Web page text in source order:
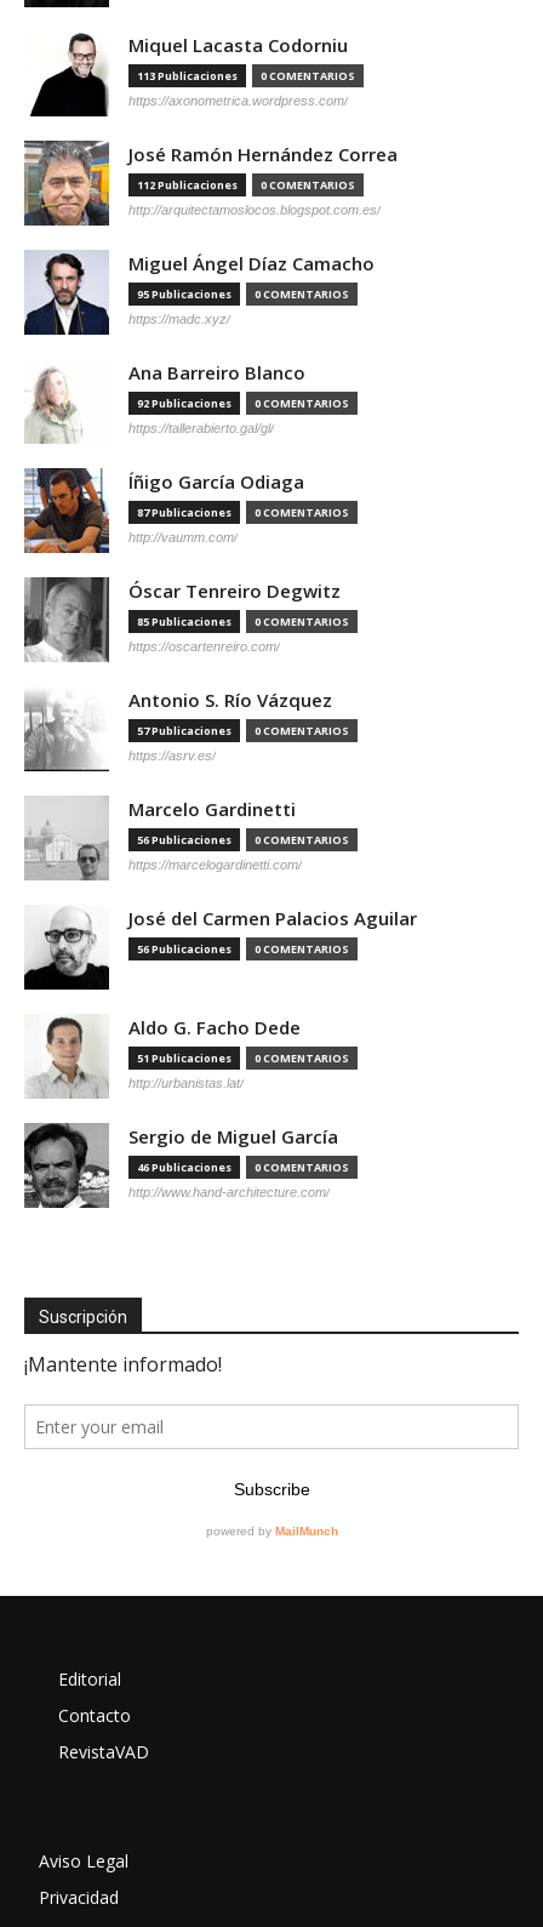
Miquel Lacasta Codorniu
113 Publicaciones 0 COMENTARIOS
https://axonometrica.wordpress.com/
José Ramón Hernández Correa
112 Publicaciones 0 COMENTARIOS
http://arquitectamoslocos.blogspot.com.es/
Miguel Ángel Díaz Camacho
95 Publicaciones 0 COMENTARIOS
https://madc.xyz/
Ana Barreiro Blanco
92 Publicaciones 0 COMENTARIOS
https://tallerabierto.gal/gl/
Íñigo García Odiaga
87 Publicaciones 0 COMENTARIOS
http://vaumm.com/
Óscar Tenreiro Degwitz
85 Publicaciones 0 COMENTARIOS
https://oscartenreiro.com/
Antonio S. Río Vázquez
57 Publicaciones 0 COMENTARIOS
https://asrv.es/
Marcelo Gardinetti
56 Publicaciones 0 COMENTARIOS
https://marcelogardinetti.com/
José del Carmen Palacios Aguilar
56 Publicaciones 0 COMENTARIOS
Aldo G. Facho Dede
51 Publicaciones 0 COMENTARIOS
http://urbanistas.lat/
Sergio de Miguel García
46 Publicaciones 0 COMENTARIOS
http://www.hand-architecture.com/
Suscripción
Editorial
Contacto
RevistaVAD
Aviso Legal
Privacidad